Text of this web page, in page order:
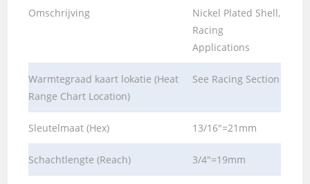
Omschrijving
Nickel Plated Shell,
Racing
Applications
Warmtegraad kaart lokatie (Heat
Range Chart Location)
See Racing Section
Sleutelmaat (Hex) 13/16″=21mm
Schachtlengte (Reach) 3/4″=19mm